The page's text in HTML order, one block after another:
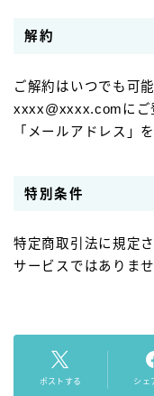
解約
ご解約はいつでも可能
xxxx@xxxx.comにご
「メールアドレス」
特別条件
特定商取引法に規定
サービスではありませ
ポストする シェ